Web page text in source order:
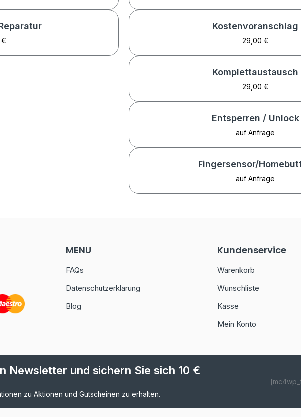
€
Kostenvoranschlag
29,00 €
Komplettaustausch
29,00 €
Entsperren / Unlock
auf Anfrage
Fingersensor/
auf Anfrage
MENU
FAQs
Datenschutzerklarung
Blog
Kundenservice
Warenkorb
Wunschliste
Kasse
Mein Konto
Newsletter und sichern Sie sich 10 €
zu Aktionen und Gutscheinen zu erhalten.